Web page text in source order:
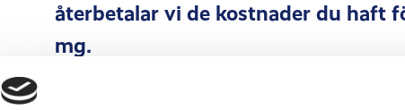
återbetalar vi de kostnader du haft
mg.